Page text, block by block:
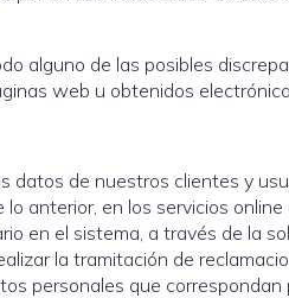
alguno de las posibles
web u obtenidos
datos de nuestros clientes y
anterior, en los servicios
en el sistema, a través de la
la tramitación de
personales que correspondan